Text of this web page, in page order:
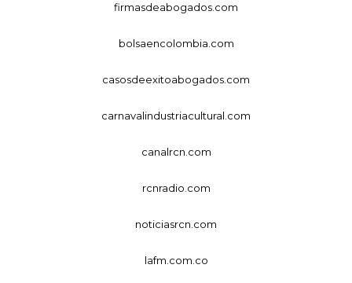
firmasdeabogados.com
bolsaencolombia.com
casosdeexitoabogados.com
carnavalindustriacultural.com
canalrcn.com
rcnradio.com
noticiasrcn.com
lafm.com.co